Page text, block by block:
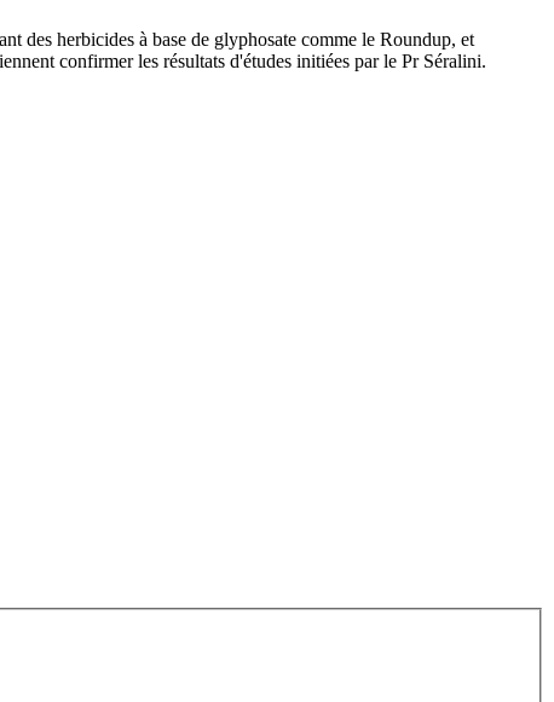
des herbicides à base de glyphosate comme le Roundup, et
confirmer les résultats d'études initiées par le Pr Séralini.